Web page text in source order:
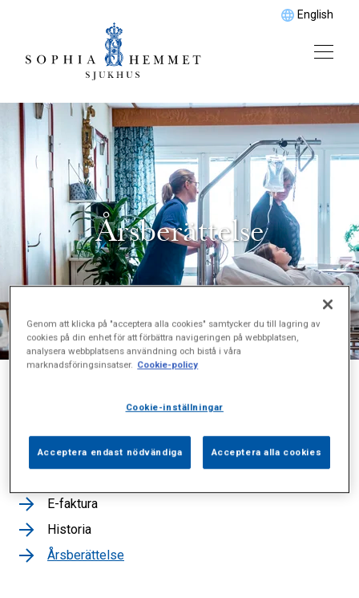
English
Årsberättelse
Sophiahemmet, ideell förening
Koncernledning
E-faktura
Historia
Årsberättelse
Genom att klicka på "acceptera alla cookies" samtycker du till lagring av
cookies på din enhet för att förbättra navigeringen på webbplatsen,
analysera webbplatsens användning och bistå i våra
marknadsföringsinsatser. Cookie-policy
Cookie-inställningar
Acceptera endast nödvändiga Acceptera alla cookies